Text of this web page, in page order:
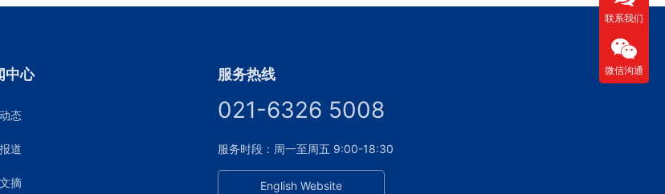
中心
态
道
摘
服务热线
021-6326 5008
服务时段：周一至周五 9:00-18:30
English Website
联系我们
微信沟通